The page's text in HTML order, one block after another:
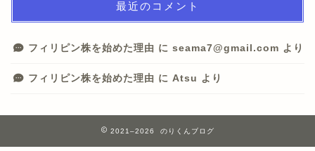
最近のコメント
フィリピン株を始めた理由 に seama7@gmail.com より
フィリピン株を始めた理由 に Atsu より
2021–2026 のりくんブログ